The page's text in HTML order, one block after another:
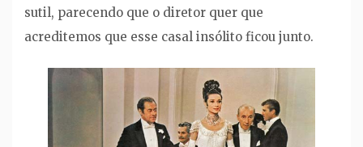
sutil, parecendo que o diretor quer que
acreditemos que esse casal insólito ficou junto.